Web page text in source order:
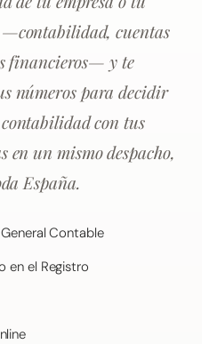
cuentas
financieros— y te
números para decidir
con tus
en un mismo despacho,
España.
Contable
en el Registro